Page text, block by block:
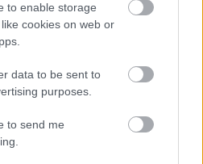
to enable storage
cookies on web or
data to be sent to
purposes.
to send me
sont fournis.
de financement public,
ainsi que les étudiants